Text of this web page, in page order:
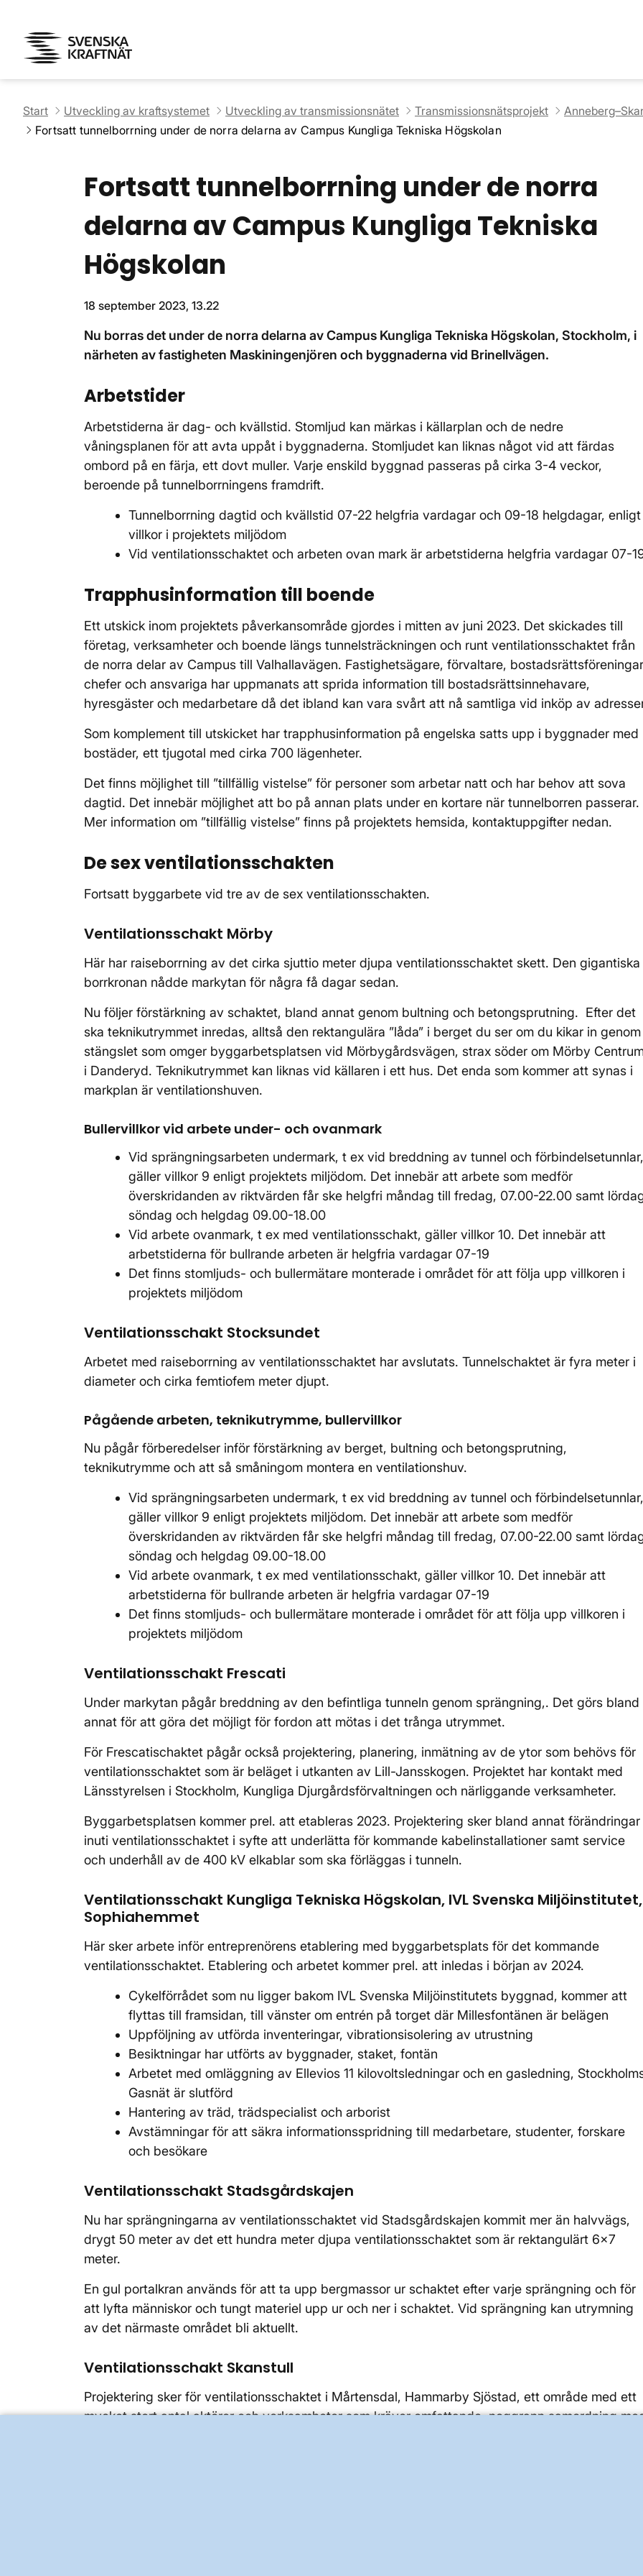
Start Utveckling av kraftsystemet Utveckling av transmissionsnätet Transmissionsnätsprojekt
Fortsatt tunnelborrning under de norra delarna av Campus Kungliga Tekniska Högskolan
Fortsatt tunnelborrning under de norra
delarna av Campus Kungliga Tekniska
Högskolan
18 september 2023, 13.22
Nu borras det under de norra delarna av Campus Kungliga Tekniska Högskolan, Stockholm, i
närheten av fastigheten Maskiningenjören och byggnaderna vid Brinellvägen.
Arbetstider
Arbetstiderna är dag- och kvällstid. Stomljud kan märkas i källarplan och de nedre
våningsplanen för att avta uppåt i byggnaderna. Stomljudet kan liknas något vid att färdas
ombord på en färja, ett dovt muller. Varje enskild byggnad passeras på cirka 3-4 veckor,
beroende på tunnelborrningens framdrift.
Tunnelborrning dagtid och kvällstid 07-22 helgfria vardagar och 09-18 helgdagar, enligt
villkor i projektets miljödom
Vid ventilationsschaktet och arbeten ovan mark är arbetstiderna helgfria vardagar 07-
Trapphusinformation till boende
Ett utskick inom projektets påverkansområde gjordes i mitten av juni 2023. Det skickades till
företag, verksamheter och boende längs tunnelsträckningen och runt ventilationsschaktet från
de norra delar av Campus till Valhallavägen. Fastighetsägare, förvaltare,
chefer och ansvariga har uppmanats att sprida information till bostadsrättsinnehavare,
hyresgäster och medarbetare då det ibland kan vara svårt att nå samtliga vid inköp av
Som komplement till utskicket har trapphusinformation på engelska satts upp i byggnader med
bostäder, ett tjugotal med cirka 700 lägenheter.
Det finns möjlighet till ”tillfällig vistelse” för personer som arbetar natt och har behov att sova
dagtid. Det innebär möjlighet att bo på annan plats under en kortare när tunnelborren passerar.
Mer information om ”tillfällig vistelse” finns på projektets hemsida, kontaktuppgifter nedan.
De sex ventilationsschakten
Fortsatt byggarbete vid tre av de sex ventilationsschakten.
Ventilationsschakt Mörby
Här har raiseborrning av det cirka sjuttio meter djupa ventilationsschaktet skett. Den gigantiska
borrkronan nådde markytan för några få dagar sedan.
Nu följer förstärkning av schaktet, bland annat genom bultning och betongsprutning. Efter det
ska teknikutrymmet inredas, alltså den rektangulära ”låda” i berget du ser om du kikar in genom
stängslet som omger byggarbetsplatsen vid Mörbygårdsvägen, strax söder om Mörby
i Danderyd. Teknikutrymmet kan liknas vid källaren i ett hus. Det enda som kommer att synas i
markplan är ventilationshuven.
Bullervillkor vid arbete under- och ovanmark
Vid sprängningsarbeten undermark, t ex vid breddning av tunnel och förbindelsetunnlar,
gäller villkor 9 enligt projektets miljödom. Det innebär att arbete som medför
överskridanden av riktvärden får ske helgfri måndag till fredag, 07.00-22.00 samt
söndag och helgdag 09.00-18.00
Vid arbete ovanmark, t ex med ventilationsschakt, gäller villkor 10. Det innebär att
arbetstiderna för bullrande arbeten är helgfria vardagar 07-19
Det finns stomljuds- och bullermätare monterade i området för att följa upp villkoren i
projektets miljödom
Ventilationsschakt Stocksundet
Arbetet med raiseborrning av ventilationsschaktet har avslutats. Tunnelschaktet är fyra meter i
diameter och cirka femtiofem meter djupt.
Pågående arbeten, teknikutrymme, bullervillkor
Nu pågår förberedelser inför förstärkning av berget, bultning och betongsprutning,
teknikutrymme och att så småningom montera en ventilationshuv.
Vid sprängningsarbeten undermark, t ex vid breddning av tunnel och förbindelsetunnlar,
gäller villkor 9 enligt projektets miljödom. Det innebär att arbete som medför
överskridanden av riktvärden får ske helgfri måndag till fredag, 07.00-22.00 samt
söndag och helgdag 09.00-18.00
Vid arbete ovanmark, t ex med ventilationsschakt, gäller villkor 10. Det innebär att
arbetstiderna för bullrande arbeten är helgfria vardagar 07-19
Det finns stomljuds- och bullermätare monterade i området för att följa upp villkoren i
projektets miljödom
Ventilationsschakt Frescati
Under markytan pågår breddning av den befintliga tunneln genom sprängning,. Det görs bland
annat för att göra det möjligt för fordon att mötas i det trånga utrymmet.
För Frescatischaktet pågår också projektering, planering, inmätning av de ytor som behövs för
ventilationsschaktet som är beläget i utkanten av Lill-Jansskogen. Projektet har kontakt med
Länsstyrelsen i Stockholm, Kungliga Djurgårdsförvaltningen och närliggande verksamheter.
Byggarbetsplatsen kommer prel. att etableras 2023. Projektering sker bland annat förändringar
inuti ventilationsschaktet i syfte att underlätta för kommande kabelinstallationer samt service
och underhåll av de 400 kV elkablar som ska förläggas i tunneln.
Ventilationsschakt Kungliga Tekniska Högskolan, IVL Svenska Miljöinstitutet,
Sophiahemmet
Här sker arbete inför entreprenörens etablering med byggarbetsplats för det kommande
ventilationsschaktet. Etablering och arbetet kommer prel. att inledas i början av 2024.
Cykelförrådet som nu ligger bakom IVL Svenska Miljöinstitutets byggnad, kommer att
flyttas till framsidan, till vänster om entrén på torget där Millesfontänen är belägen
Uppföljning av utförda inventeringar, vibrationsisolering av utrustning
Besiktningar har utförts av byggnader, staket, fontän
Arbetet med omläggning av Ellevios 11 kilovoltsledningar och en gasledning,
Gasnät är slutförd
Hantering av träd, trädspecialist och arborist
Avstämningar för att säkra informationsspridning till medarbetare, studenter, forskare
och besökare
Ventilationsschakt Stadsgårdskajen
Nu har sprängningarna av ventilationsschaktet vid Stadsgårdskajen kommit mer än halvvägs,
drygt 50 meter av det ett hundra meter djupa ventilationsschaktet som är rektangulärt 6x7
meter.
En gul portalkran används för att ta upp bergmassor ur schaktet efter varje sprängning och för
att lyfta människor och tungt materiel upp ur och ner i schaktet. Vid sprängning kan utrymning
av det närmaste området bli aktuellt.
Ventilationsschakt Skanstull
Projektering sker för ventilationsschaktet i Mårtensdal, Hammarby Sjöstad, ett område med ett
mycket stort antal aktörer och verksamheter som kräver omfattande, noggrann samordning